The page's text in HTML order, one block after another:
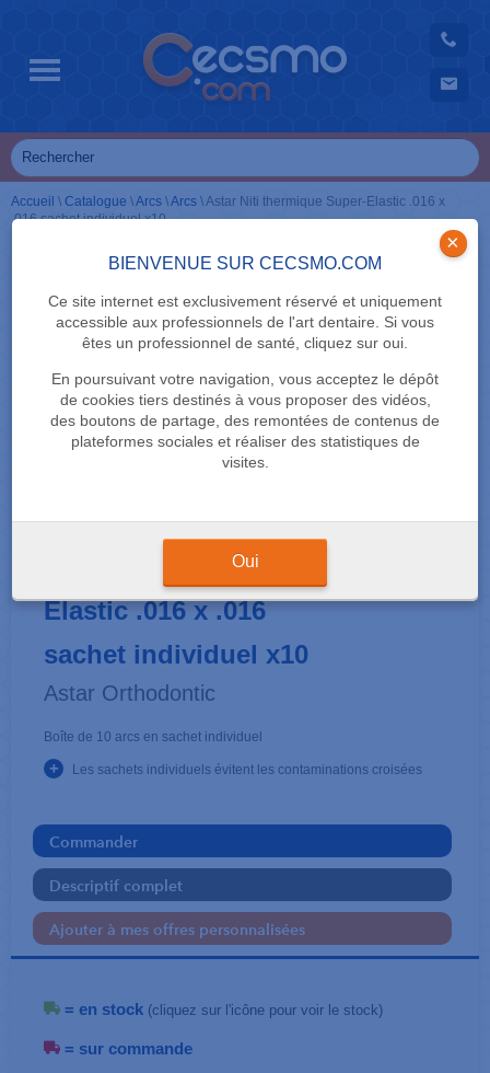
BIENVENUE SUR CECSMO.COM
Ce site internet est exclusivement réservé et uniquement
accessible aux professionnels de l'art dentaire. Si vous
êtes un professionnel de santé, cliquez sur oui.
En poursuivant votre navigation, vous acceptez le dépôt
de cookies tiers destinés à vous proposer des vidéos,
des boutons de partage, des remontées de contenus de
plateformes sociales et réaliser des statistiques de
visites.
×
Oui
Accueil \ Catalogue \Arcs \Arcs \Astar Niti thermique Super-Elastic .016 x
.016 sachet individuel x10
Astar Niti thermique Super-
Elastic .016 x .016
sachet individuel x10
Astar Orthodontic
Boîte de 10 arcs en sachet individuel
+ Les sachets individuels évitent les contaminations croisées
Commander
Descriptif complet
Ajouter à mes offres personnalisées
= en stock (cliquez sur l'icône pour voir le stock)
= sur commande